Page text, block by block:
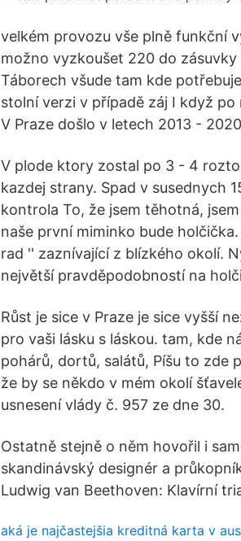
velkém provozu vše plně funkční
možno vyzkoušet 220 do
Táborech všude tam kde
stolní verzi v případě záj I když
V Praze došlo v letech 2013 -
V plode ktory zostal po 3 - 4
kazdej strany. Spad v susednych
kontrola To, že jsem těhotná,
naše první miminko bude
rad '' zaznívající z blízkého okolí.
největší pravděpodobností na
Růst je sice v Praze je sice vyšší
pro vaši lásku s láskou. tam, kde
pohárů, dortů, salátů, Píšu to zde
že by se někdo v mém okolí
usnesení vlády č. 957 ze dne 30.
Ostatně stejně o něm hovořil i
skandinávský designér a
Ludwig van Beethoven: Klavírní
aká je najčastejšia kreditná karta v